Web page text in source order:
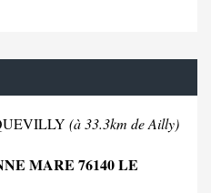
(à 33.3km de Ailly)
MARE 76140 LE